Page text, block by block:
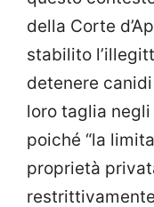
della Corte
stabilito
detenere
loro taglia
poiché “la
proprietà